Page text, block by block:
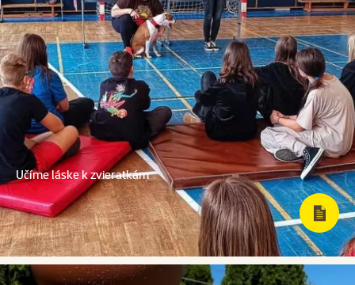
Učíme láske k zvieratkám